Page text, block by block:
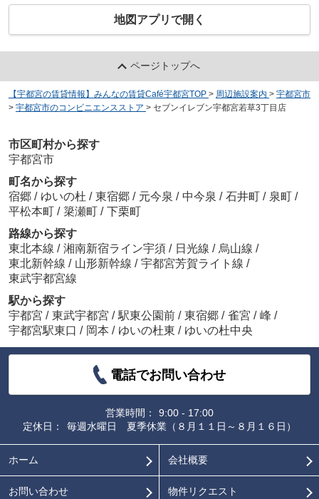
地図アプリで開く
ページトップへ
【宇都宮の賃貸情報】みんなの賃貸Café宇都宮TOP > 周辺施設案内 > 宇都宮市
> 宇都宮市のコンビニエンスストア > セブンイレブン宇都宮若草3丁目店
市区町村から探す
宇都宮市
町名から探す
宿郷 / ゆいの杜 / 東宿郷 / 元今泉 / 中今泉 / 石井町 / 泉町 /
平松本町 / 簗瀬町 / 下栗町
路線から探す
東北本線 / 湘南新宿ライン宇須 / 日光線 / 烏山線 /
東北新幹線 / 山形新幹線 / 宇都宮芳賀ライト線 /
東武宇都宮線
駅から探す
宇都宮 / 東武宇都宮 / 駅東公園前 / 東宿郷 / 雀宮 / 峰 /
宇都宮駅東口 / 岡本 / ゆいの杜東 / ゆいの杜中央
電話でお問い合わせ
営業時間：
9:00 - 17:00
定休日：
毎週水曜日 夏季休業（８月１１日～８月１６日）
ホーム 会社概要
お問い合わせ 物件リクエスト